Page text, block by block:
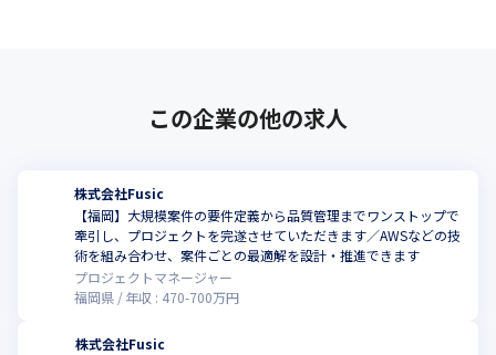
この企業の他の求人
株式会社Fusic
【福岡】大規模案件の要件定義から品質管理までワンストップで
牽引し、プロジェクトを完遂させていただきます／AWSなどの技
術を組み合わせ、案件ごとの最適解を設計・推進できます
プロジェクトマネージャー
福岡県
年収 : 470-700万円
株式会社Fusic